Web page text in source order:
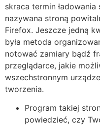
skraca termin
nazywana stroną
Firefox. Jeszcze jedną
była metoda
notować zamiary bądź
przeglądarce, jakie
wszechstronnym
tworzenia.
Program takiej
powiedzieć, czy